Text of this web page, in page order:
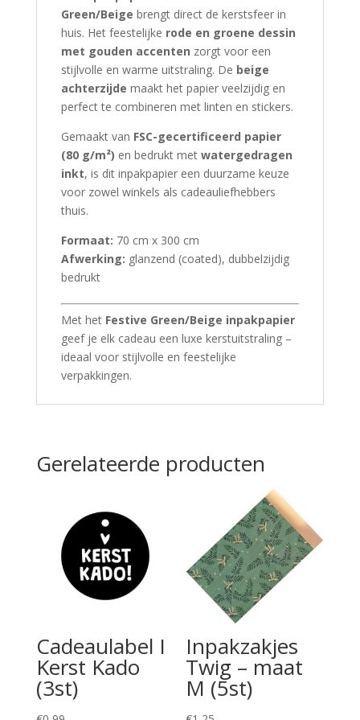
Green/Beige brengt direct de kerstsfeer in
huis. Het feestelijke rode en groene dessin
met gouden accenten zorgt voor een
stijlvolle en warme uitstraling. De beige
achterzijde maakt het papier veelzijdig en
perfect te combineren met linten en stickers.
Gemaakt van FSC-gecertificeerd papier
(80 g/m²) en bedrukt met watergedragen
inkt, is dit inpakpapier een duurzame keuze
voor zowel winkels als cadeauliefhebbers
thuis.
Formaat: 70 cm x 300 cm
Afwerking: glanzend (coated), dubbelzijdig
bedrukt
Met het Festive Green/Beige inpakpapier
geef je elk cadeau een luxe kerstuitstraling –
ideaal voor stijlvolle en feestelijke
verpakkingen.
Gerelateerde producten
Cadeaulabel I
Kerst Kado
(3st)
Inpakzakjes
Twig – maat
M (5st)